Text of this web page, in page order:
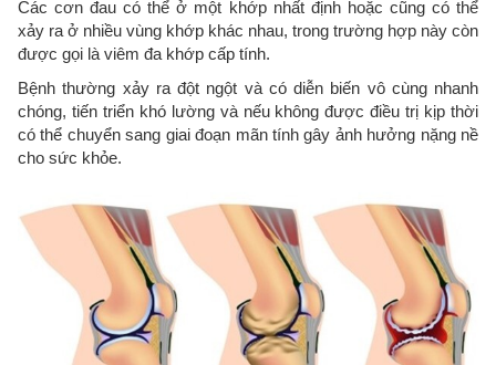
Các cơn đau có thể ở một khớp nhất định hoặc cũng có thể
xảy ra ở nhiều vùng khớp khác nhau, trong trường hợp này còn
được gọi là viêm đa khớp cấp tính.
Bệnh thường xảy ra đột ngột và có diễn biến vô cùng nhanh
chóng, tiến triển khó lường và nếu không được điều trị kịp thời
có thể chuyển sang giai đoạn mãn tính gây ảnh hưởng nặng nề
cho sức khỏe.